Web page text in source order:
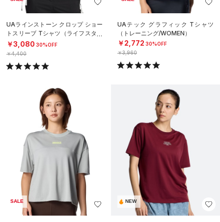
UAラインストーン クロップ ショー
トスリーブ Tシャツ（ライフスタイ
ル/WOMEN）
￥3,080 30%OFF
￥4,400
UAテック グラフィック Tシャツ
（トレーニング/WOMEN）
￥2,772 30%OFF
￥3,960
SALE NEW